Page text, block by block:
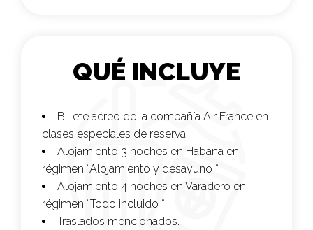
QUÉ INCLUYE
Billete aéreo de la compañía Air France en
clases especiales de reserva
Alojamiento 3 noches en Habana en
régimen “Alojamiento y desayuno “
Alojamiento 4 noches en Varadero en
régimen “Todo incluido “
Traslados mencionados.